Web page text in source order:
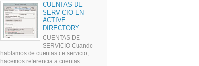
CUENTAS DE
SERVICIO EN
ACTIVE
DIRECTORY
CUENTAS DE
SERVICIO Cuando
hablamos de cuentas de servicio,
hacemos referencia a cuentas